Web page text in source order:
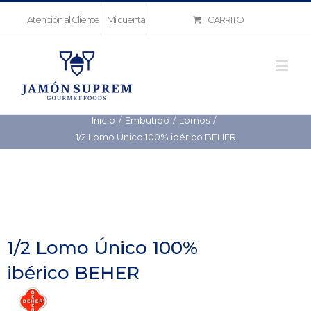
Atención al Cliente Mi cuenta CARRITO
Inicio Embutido
Lomos
1/2 Lomo Único 100% ibérico BEHER
1/2 Lomo Único 100%
ibérico BEHER